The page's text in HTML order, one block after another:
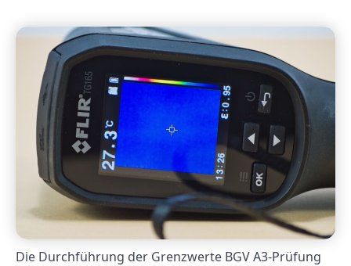
Die Durchführung der Grenzwerte BGV A3-Prüfung